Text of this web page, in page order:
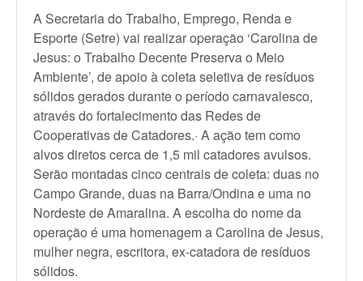
A Secretaria do Trabalho, Emprego, Renda e
Esporte (Setre) vai realizar operação ‘Carolina de
Jesus: o Trabalho Decente Preserva o Meio
Ambiente’, de apoio à coleta seletiva de resíduos
sólidos gerados durante o período carnavalesco,
através do fortalecimento das Redes de
Cooperativas de Catadores.· A ação tem como
alvos diretos cerca de 1,5 mil catadores avulsos.
Serão montadas cinco centrais de coleta: duas no
Campo Grande, duas na Barra/Ondina e uma no
Nordeste de Amaralina. A escolha do nome da
operação é uma homenagem a Carolina de Jesus,
mulher negra, escritora, ex-catadora de resíduos
sólidos.